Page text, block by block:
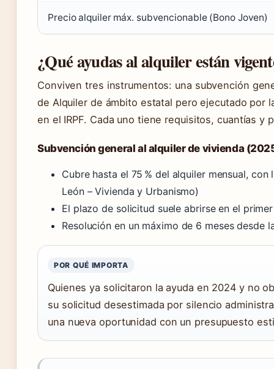
Precio alquiler máx. subvencionable (Bono Joven)
¿Qué ayudas al alquiler están
Conviven tres instrumentos: una subvención
de Alquiler de ámbito estatal pero ejecutado por
en el IRPF. Cada uno tiene requisitos, cuantías y
Subvención general al alquiler de vivienda
Cubre hasta el 75 % del alquiler mensual,
León – Vivienda y Urbanismo)
El plazo de solicitud suele abrirse en el
Resolución en un máximo de 6 meses desde
POR QUÉ IMPORTA
Quienes ya solicitaron la ayuda en 2024 y no
su solicitud desestimada por silencio
una nueva oportunidad con un presupuesto